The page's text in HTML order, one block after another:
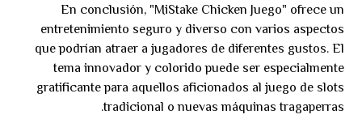
En conclusión, "MiStake Chicken Juego" ofrece un
entretenimiento seguro y diverso con varios aspectos
que podrían atraer a jugadores de diferentes gustos. El
tema innovador y colorido puede ser especialmente
gratificante para aquellos aficionados al juego de slots
tradicional o nuevas máquinas tragaperras.